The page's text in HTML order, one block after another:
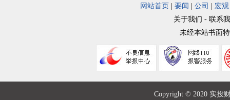
网站首页 要闻 公司 宏观
关于我们 - 联系
未经本站书面
Copyright © 2020 实投